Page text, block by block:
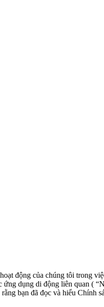
động của chúng tôi trong
ứng dụng di động liên quan (
rằng bạn đã đọc và hiểu Chính